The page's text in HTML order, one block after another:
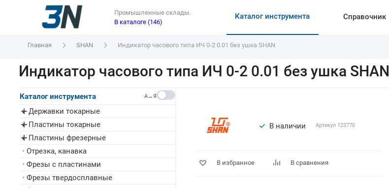
Промышленные склады.
В каталоге (146)
Каталог инструмента Справочник
Главная SHAN Индикатор часового типа ИЧ 0-2 0.01 без ушка SHAN
Индикатор часового типа ИЧ 0-2 0.01 без ушка SHAN
В наличии Артикул 123770
В избранное В сравнения
Каталог инструмента A→Я
▸ Державки токарные
▸ Пластины токарные
▸ Пластины фрезерные
• Отрезка, канавка
• Фрезы с пластинами
• Фрезы твердосплавные